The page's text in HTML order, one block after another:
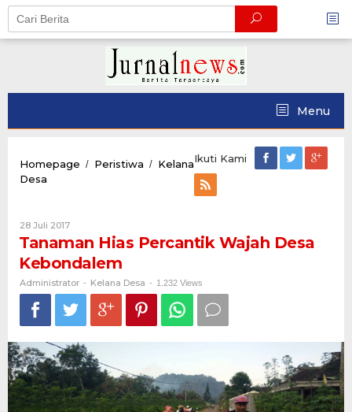
Skip
content
Menu
Homepage / Peristiwa / Kelana
Desa
Wajah
Kebondalem
Ikuti Kami
28 Juli 2017Oleh
Administrator
Tanaman Hias Percantik Wajah Desa
Kebondalem
Administrator - Kelana Desa - 1.232 Views